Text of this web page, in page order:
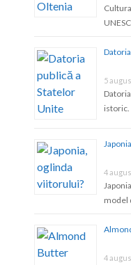
5
istoric.
4
model
4